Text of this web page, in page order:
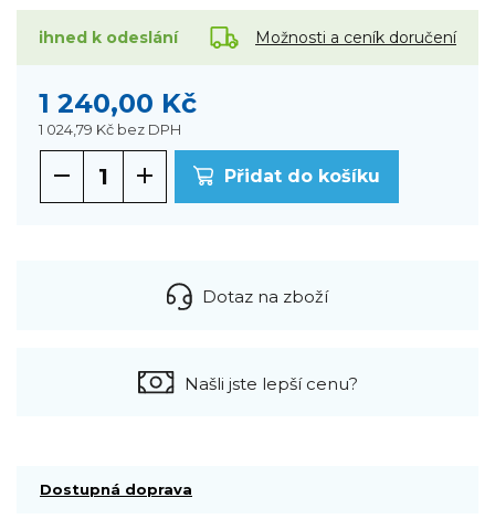
ihned k odeslání Možnosti a ceník doručení
1 240,00 Kč
1 024,79 Kč bez DPH
Přidat do košíku
Dotaz na zboží
Našli jste lepší cenu?
Dostupná doprava